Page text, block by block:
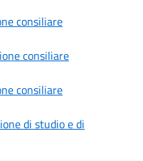
consiliare
consiliare
consiliare
di studio e di